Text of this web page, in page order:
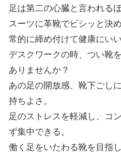
足は第二の心臓と言われる
スーツに革靴でビシッと決
常的に締め付けて健康にい
デスクワークの時、つい靴
ありませんか？
あの足の開放感、靴下ごし
持ちよさ。
足のストレスを軽減し、コ
ず集中できる。
働く足をいたわる靴を目指し